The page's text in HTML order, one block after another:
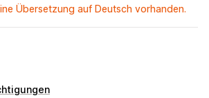
Übersetzung auf Deutsch vorhanden.